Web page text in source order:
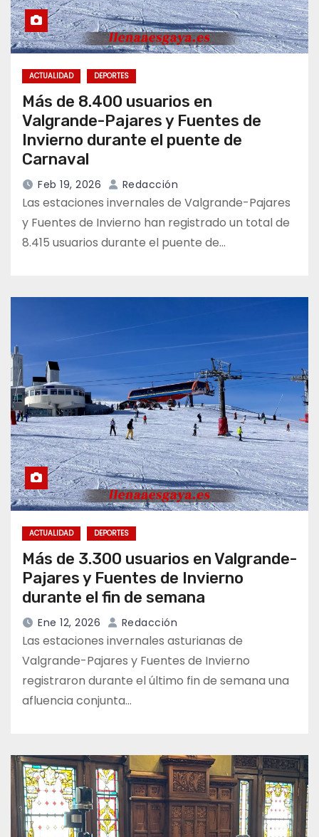
ACTUALIDAD DEPORTES
Más de 8.400 usuarios en
Valgrande-Pajares y Fuentes de
Invierno durante el puente de
Carnaval
Feb 19, 2026 Redacción
Las estaciones invernales de Valgrande-Pajares
y Fuentes de Invierno han registrado un total de
8.415 usuarios durante el puente de…
ACTUALIDAD DEPORTES
Más de 3.300 usuarios en Valgrande-
Pajares y Fuentes de Invierno
durante el fin de semana
Ene 12, 2026 Redacción
Las estaciones invernales asturianas de
Valgrande-Pajares y Fuentes de Invierno
registraron durante el último fin de semana una
afluencia conjunta…